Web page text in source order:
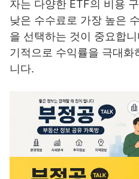
자는 다양한 ETF의 비용
낮은 수수료로 가장 높은
을 선택하는 것이 중요합
기적으로 수익률을 극대
니다.